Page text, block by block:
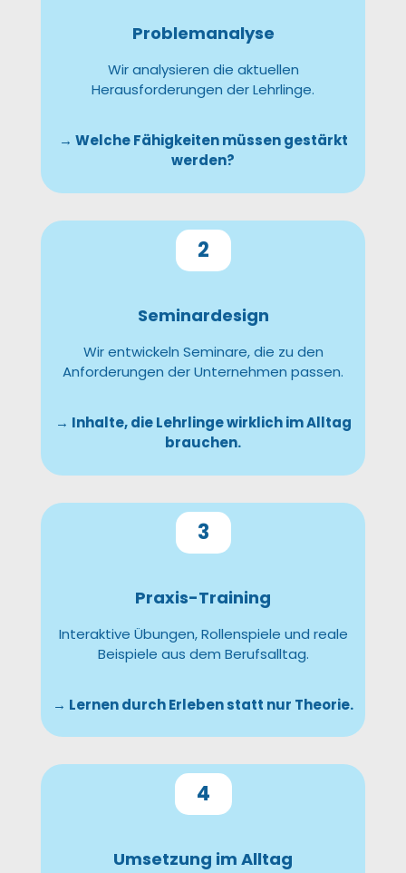
Problemanalyse
Wir analysieren die aktuellen
Herausforderungen der Lehrlinge.
→ Welche Fähigkeiten müssen gestärkt
werden?
2
Seminardesign
Wir entwickeln Seminare, die zu den
Anforderungen der Unternehmen passen.
→ Inhalte, die Lehrlinge wirklich im Alltag
brauchen.
3
Praxis-Training
Interaktive Übungen, Rollenspiele und reale
Beispiele aus dem Berufsalltag.
→ Lernen durch Erleben statt nur Theorie.
4
Umsetzung im Alltag